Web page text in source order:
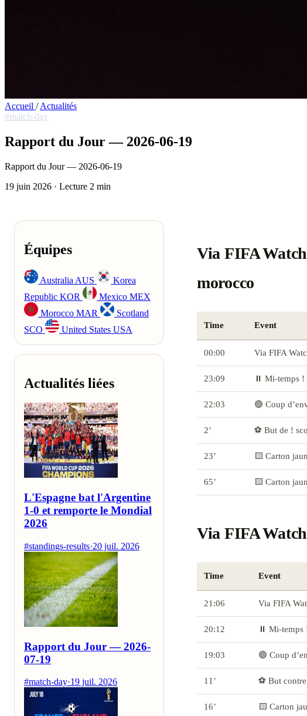
Accueil / Actualités
#match-day
Rapport du Jour — 2026-06-19
Rapport du Jour — 2026-06-19
19 juin 2026 · Lecture 2 min
Équipes
Australia AUS
Korea
Republic KOR Mexico MEX
Morocco MAR
Scotland
SCO
United States USA
Actualités liées
L'Espagne bat l'Argentine
1-0 et remporte le Mondial
2026
#standings-results·20 juil. 2026
Rapport du Jour — 2026-
07-19
#match-day·19 juil. 2026
Via FIFA
morocco
Time Event
00:00 Via FIFA
23:09 ⏸️ Mi-temps !
22:03 🟢 Coup
2’ ⚽ But de !
23’ 🟨 Carton
65’ 🟨 Carton
Via FIFA
Time Event
21:06 Via FIFA
20:12 ⏸️ Mi-temps
19:03 🟢 Coup
11’ ⚽ But
16’ 🟨 Carton